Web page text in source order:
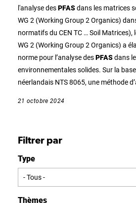
l'analyse desPFASdans les matrices
WG 2 (Working Group 2 Organics)
normatifs du CEN TC … Soil Matrices),
WG 2 (Working Group 2 Organics) a
norme pour l’analyse desPFASdans
environnementales solides. Sur la
néerlandais NTS 8065, une méthode
21 octobre 2024
Filtrer par
Type
Thèmes